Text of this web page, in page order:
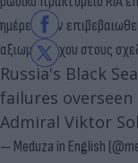
ημέρες. Εάν
αξιωματούχου στους
Russia's Black
failures
Admiral Viktor
— Meduza in English